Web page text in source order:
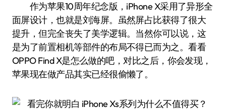
作为苹果10周年纪念版，iPhone X采用了异形全
面屏设计，也就是刘海屏。虽然屏占比获得了很大
提升，但完全丧失了美学逻辑。当然你可以说，这
是为了前置相机等部件的布局不得已而为之。看看
OPPO Find X是怎么做的吧，对比之后，你会发现，
苹果现在做产品其实已经很偷懒了。